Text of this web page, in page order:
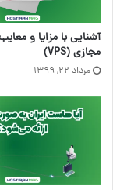
آشنایی با مزایا و
مجازی (VPS)
مرداد ۲۲, ۱۳۹۹